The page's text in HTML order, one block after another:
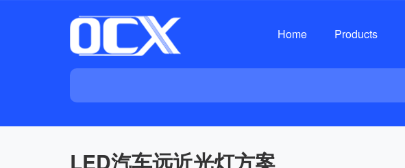
Home Products
LED汽车远近光灯方案